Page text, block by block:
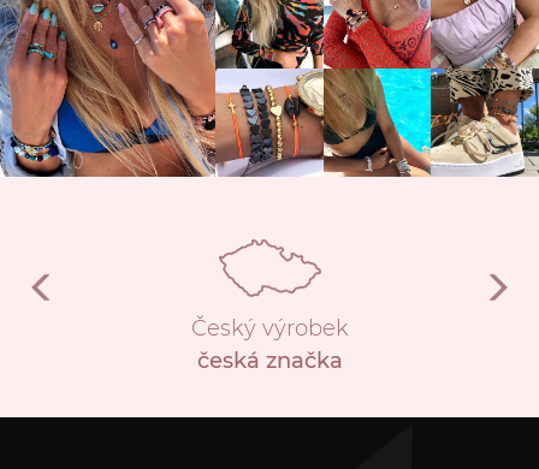
Český výrobek
česká značka